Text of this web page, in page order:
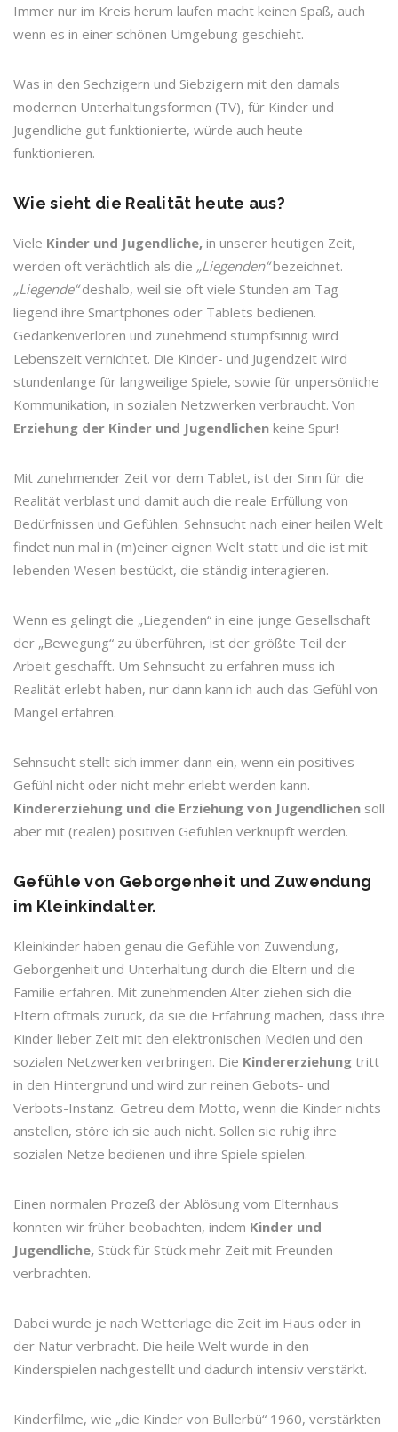
Immer nur im Kreis herum laufen macht keinen Spaß, auch
wenn es in einer schönen Umgebung geschieht.
Was in den Sechzigern und Siebzigern mit den damals
modernen Unterhaltungsformen (TV), für Kinder und
Jugendliche gut funktionierte, würde auch heute
funktionieren.
Wie sieht die Realität heute aus?
Viele Kinder und Jugendliche, in unserer heutigen Zeit,
werden oft verächtlich als die „Liegenden“bezeichnet.
„Liegende“deshalb, weil sie oft viele Stunden am Tag
liegend ihre Smartphones oder Tablets bedienen.
Gedankenverloren und zunehmend stumpfsinnig wird
Lebenszeit vernichtet. Die Kinder- und Jugendzeit wird
stundenlange für langweilige Spiele, sowie für unpersönliche
Kommunikation, in sozialen Netzwerken verbraucht. Von
Erziehung der Kinder und Jugendlichen keine Spur!
Mit zunehmender Zeit vor dem Tablet, ist der Sinn für die
Realität verblast und damit auch die reale Erfüllung von
Bedürfnissen und Gefühlen. Sehnsucht nach einer heilen Welt
findet nun mal in (m)einer eignen Welt statt und die ist mit
lebenden Wesen bestückt, die ständig interagieren.
Wenn es gelingt die „Liegenden“ in eine junge Gesellschaft
der „Bewegung“ zu überführen, ist der größte Teil der
Arbeit geschafft. Um Sehnsucht zu erfahren muss ich
Realität erlebt haben, nur dann kann ich auch das Gefühl von
Mangel erfahren.
Sehnsucht stellt sich immer dann ein, wenn ein positives
Gefühl nicht oder nicht mehr erlebt werden kann.
Kindererziehung und die Erziehung von Jugendlichen soll
aber mit (realen) positiven Gefühlen verknüpft werden.
Gefühle von Geborgenheit und Zuwendung
im Kleinkindalter.
Kleinkinder haben genau die Gefühle von Zuwendung,
Geborgenheit und Unterhaltung durch die Eltern und die
Familie erfahren. Mit zunehmenden Alter ziehen sich die
Eltern oftmals zurück, da sie die Erfahrung machen, dass ihre
Kinder lieber Zeit mit den elektronischen Medien und den
sozialen Netzwerken verbringen. Die Kindererziehung tritt
in den Hintergrund und wird zur reinen Gebots- und
Verbots-Instanz. Getreu dem Motto, wenn die Kinder nichts
anstellen, störe ich sie auch nicht. Sollen sie ruhig ihre
sozialen Netze bedienen und ihre Spiele spielen.
Einen normalen Prozeß der Ablösung vom Elternhaus
konnten wir früher beobachten, indem Kinder und
Jugendliche, Stück für Stück mehr Zeit mit Freunden
verbrachten.
Dabei wurde je nach Wetterlage die Zeit im Haus oder in
der Natur verbracht. Die heile Welt wurde in den
Kinderspielen nachgestellt und dadurch intensiv verstärkt.
Kinderfilme, wie „die Kinder von Bullerbü“ 1960, verstärkten